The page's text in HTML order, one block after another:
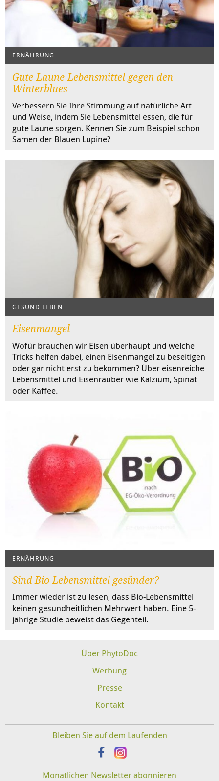
ERNÄHRUNG
Gute-Laune-Lebensmittel gegen den
Winterblues
Verbessern Sie Ihre Stimmung auf natürliche Art
und Weise, indem Sie Lebensmittel essen, die für
gute Laune sorgen. Kennen Sie zum Beispiel schon
Samen der Blauen Lupine?
GESUND LEBEN
Eisenmangel
Wofür brauchen wir Eisen überhaupt und welche
Tricks helfen dabei, einen Eisenmangel zu beseitigen
oder gar nicht erst zu bekommen? Über eisenreiche
Lebensmittel und Eisenräuber wie Kalzium, Spinat
oder Kaffee.
ERNÄHRUNG
Sind Bio-Lebensmittel gesünder?
Immer wieder ist zu lesen, dass Bio-Lebensmittel
keinen gesundheitlichen Mehrwert haben. Eine 5-
jährige Studie beweist das Gegenteil.
Über PhytoDoc
Werbung
Presse
Kontakt
Bleiben Sie auf dem Laufenden
Monatlichen Newsletter abonnieren